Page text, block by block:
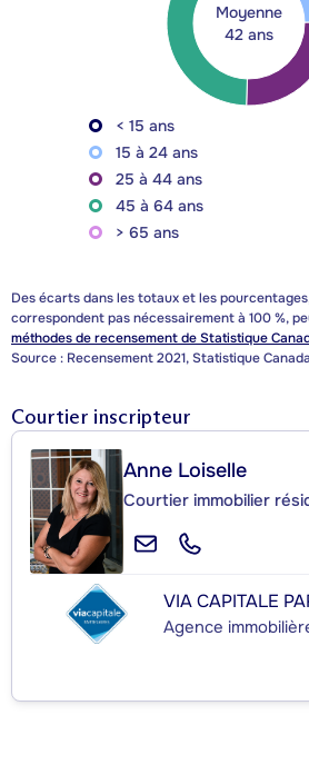
Moyenne
42 ans
< 15 ans
15 à 24 ans
25 à 44 ans
45 à 64 ans
> 65 ans
Des écarts dans les totaux et les
correspondent pas nécessairement à 100 %,
méthodes de recensement de Statistique
Source : Recensement 2021, Statistique Canada
Courtier inscripteur
Anne Loiselle
Courtier immobilier
VIA CAPITALE
Agence